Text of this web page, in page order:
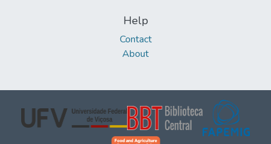
Help
Contact
About